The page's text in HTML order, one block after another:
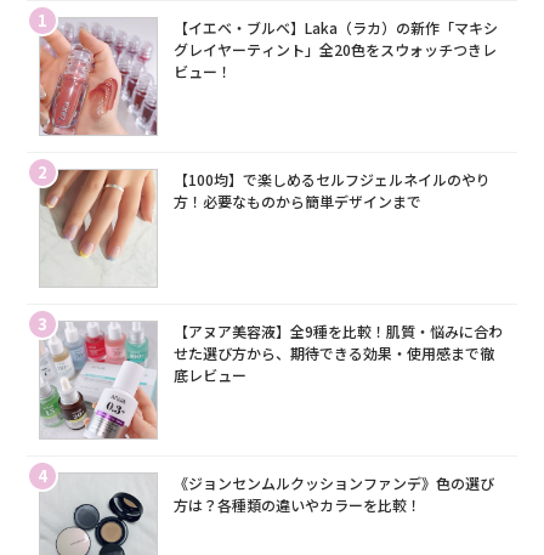
1
【イエベ・ブルベ】Laka（ラカ）の新作「マキシ
グレイヤーティント」全20色をスウォッチつきレ
ビュー！
2
【100均】で楽しめるセルフジェルネイルのやり
方！必要なものから簡単デザインまで
3
【アヌア美容液】全9種を比較！肌質・悩みに合わ
せた選び方から、期待できる効果・使用感まで徹
底レビュー
4
《ジョンセンムルクッションファンデ》色の選び
方は？各種類の違いやカラーを比較！